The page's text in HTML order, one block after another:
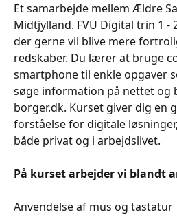
Et samarbejde mellem Ældre
Midtjylland. FVU Digital trin 1 -
der gerne vil blive mere
redskaber. Du lærer at bruge
smartphone til enkle opgaver
søge information på nettet og
borger.dk. Kurset giver dig en
forståelse for digitale
både privat og i arbejdslivet.
På kurset arbejder vi blandt
Anvendelse af mus og tastatur